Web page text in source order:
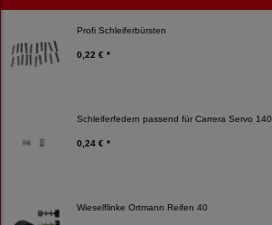
Profi Schleiferbürsten
0,22 € *
Schleiferfedern passend für Carrera Servo 140
0,24 € *
Wieselflinke Ortmann Reifen 40